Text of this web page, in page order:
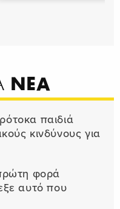
ΝΕΑ
παιδιά
κινδύνους για
φορά
αυτό που